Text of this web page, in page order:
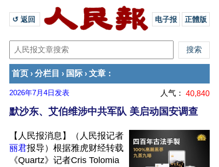
↺ 返回 电子报 正體版
首页 › 分栏目 › 国际 › 文章 ：
2026年7月4日 发表 人气： 40,840
默沙东、艾伯维涉中共军队 美启动国安调查
【人民报消息】（人民报记者
丽君报导）根据雅虎财经转载
《Quartz》记者Cris Tolomia